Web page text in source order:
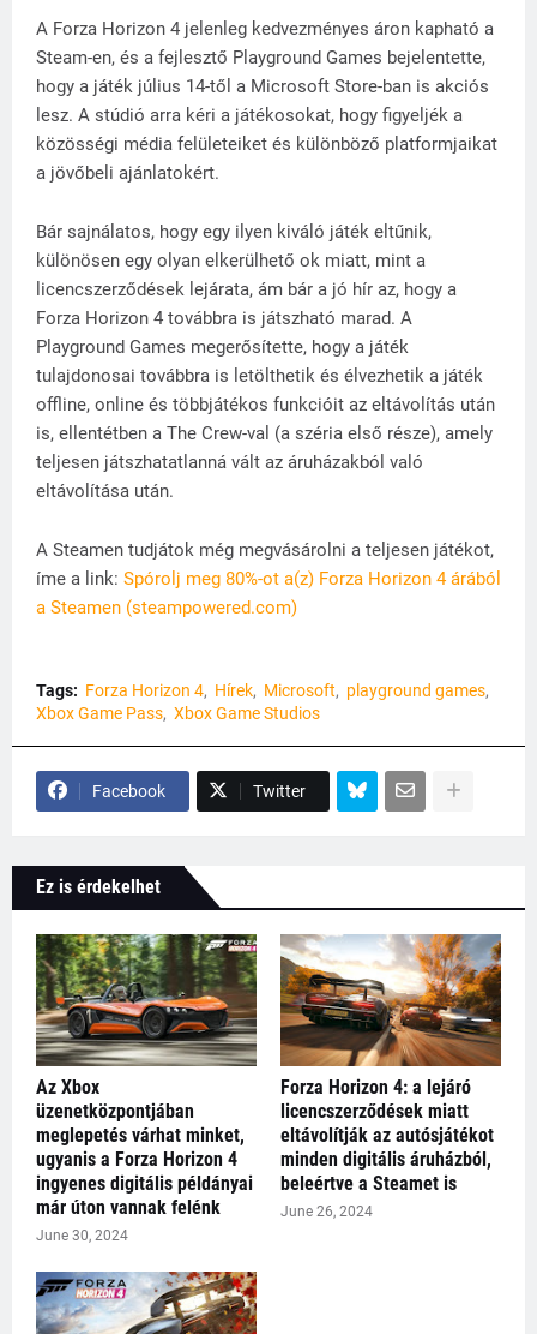
A Forza Horizon 4 jelenleg kedvezményes áron kapható a
Steam-en, és a fejlesztő Playground Games bejelentette,
hogy a játék július 14-től a Microsoft Store-ban is akciós
lesz. A stúdió arra kéri a játékosokat, hogy figyeljék a
közösségi média felületeiket és különböző platformjaikat
a jövőbeli ajánlatokért.
Bár sajnálatos, hogy egy ilyen kiváló játék eltűnik,
különösen egy olyan elkerülhető ok miatt, mint a
licencszerződések lejárata, ám bár a jó hír az, hogy a
Forza Horizon 4 továbbra is játszható marad. A
Playground Games megerősítette, hogy a játék
tulajdonosai továbbra is letölthetik és élvezhetik a játék
offline, online és többjátékos funkcióit az eltávolítás után
is, ellentétben a The Crew-val (a széria első része), amely
teljesen játszhatatlanná vált az áruházakból való
eltávolítása után.
A Steamen tudjátok még megvásárolni a teljesen játékot,
íme a link: Spórolj meg 80%-ot a(z) Forza Horizon 4 árából
a Steamen (steampowered.com)
Tags: Forza Horizon 4 Hírek Microsoft
playground games
Xbox Game Pass Xbox Game Studios
Facebook Twitter
Ez is érdekelhet
Az Xbox
üzenetközpontjában
meglepetés várhat minket,
ugyanis a Forza Horizon 4
ingyenes digitális példányai
már úton vannak felénk
June 30, 2024
Forza Horizon 4: a lejáró
licencszerződések miatt
eltávolítják az autósjátékot
minden digitális áruházból,
beleértve a Steamet is
June 26, 2024